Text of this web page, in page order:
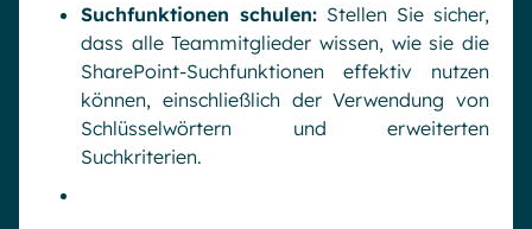
Suchfunktionen schulen: Stellen Sie sicher,
dass alle Teammitglieder wissen, wie sie die
SharePoint-Suchfunktionen effektiv nutzen
können, einschließlich der Verwendung von
Schlüsselwörtern und erweiterten
Suchkriterien.